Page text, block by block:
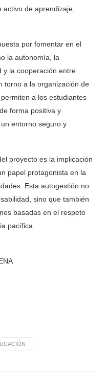
de aprendizaje,
por fomentar en el
la autonomía, la
y la cooperación entre
torno a la organización de
a los estudiantes
forma positiva y
entorno seguro y
proyecto es la implicación
papel protagonista en la
Esta autogestión no
sino que también
basadas en el respeto
pacífica.